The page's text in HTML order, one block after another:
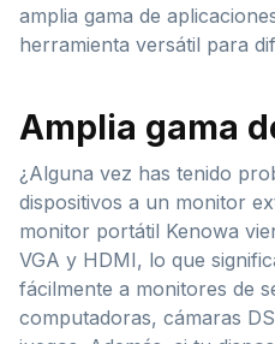
amplia gama de
herramienta versátil para
Amplia gama
¿Alguna vez has tenido
dispositivos a un monitor
monitor portátil Kenowa
VGA y HDMI, lo que
fácilmente a monitores de
computadoras, cámaras